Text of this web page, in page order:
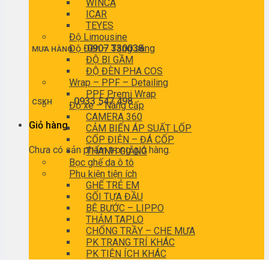
MUA HÀNG0907 330038
CSKH0933 547 498
Giỏ hàng
Chưa có sản phẩm trong giỏ hàng.
WINCA
ICAR
TEYES
Độ Limousine
Độ Đèn – Tăng sáng
ĐỘ BI GẦM
ĐỘ ĐÈN PHA COS
Wrap – PPF – Detailing
PPF Premi Wrap
Độ xe – Nâng cấp
CAMERA 360
CẢM BIẾN ÁP SUẤT LỐP
CỐP ĐIỆN – ĐÁ CỐP
THANH GIẰNG
Bọc ghế da ô tô
Phụ kiện tiện ích
GHẾ TRẺ EM
GỐI TỰA ĐẦU
BỆ BƯỚC – LIPPO
THẢM TAPLO
CHỐNG TRẦY – CHE MƯA
PK TRANG TRÍ KHÁC
PK TIỆN ÍCH KHÁC